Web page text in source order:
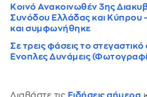
Κοινό Ανακοινωθέν 3ης
Συνόδου Ελλάδας και Κύπρου
και συμφωνήθηκε
Σε τρεις φάσεις το στεγαστικό
Ενοπλες Δυνάμεις
Διαβάστε τις Ειδήσεις σήμερα